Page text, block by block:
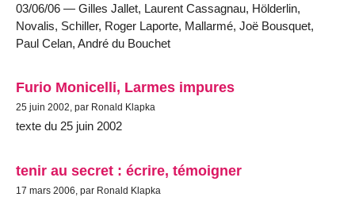
03/06/06 — Gilles Jallet, Laurent Cassagnau, Hölderlin,
Novalis, Schiller, Roger Laporte, Mallarmé, Joë Bousquet,
Paul Celan, André du Bouchet
Furio Monicelli, Larmes impures
25 juin 2002, par Ronald Klapka
texte du 25 juin 2002
tenir au secret : écrire, témoigner
17 mars 2006, par Ronald Klapka